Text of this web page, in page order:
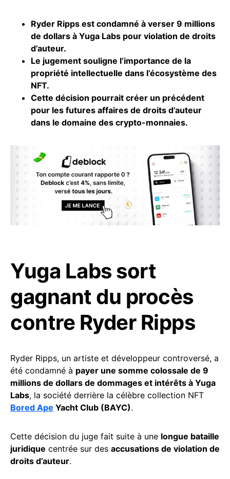
Ryder Ripps est condamné à verser 9 millions
de dollars à Yuga Labs pour violation de droits
d’auteur.
Le jugement souligne l’importance de la
propriété intellectuelle dans l’écosystème des
NFT.
Cette décision pourrait créer un précédent
pour les futures affaires de droits d’auteur
dans le domaine des crypto-monnaies.
Yuga Labs sort
gagnant du procès
contre Ryder Ripps
Ryder Ripps, un artiste et développeur controversé, a
été condamné à payer une somme colossale de 9
millions de dollars de dommages et intérêts à Yuga
Labs, la société derrière la célèbre collection NFT
Bored Ape Yacht Club (BAYC).
Cette décision du juge fait suite à une longue bataille
juridique centrée sur des accusations de violation de
droits d’auteur.